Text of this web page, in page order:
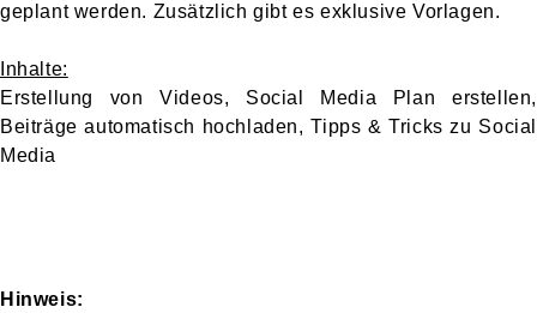
geplant werden. Zusätzlich gibt es exklusive Vorlagen.
Inhalte:
Erstellung von Videos, Social Media Plan erstellen,
Beiträge automatisch hochladen, Tipps & Tricks zu Social
Media
Hinweis: